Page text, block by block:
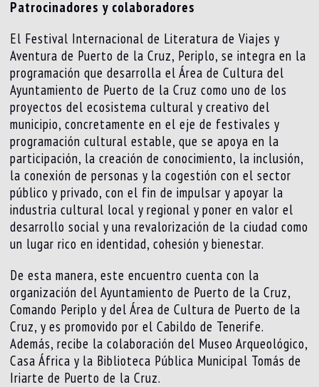
Patrocinadores y colaboradores
El Festival Internacional de Literatura de Viajes y
Aventura de Puerto de la Cruz, Periplo, se integra en la
programación que desarrolla el Área de Cultura del
Ayuntamiento de Puerto de la Cruz como uno de los
proyectos del ecosistema cultural y creativo del
municipio, concretamente en el eje de festivales y
programación cultural estable, que se apoya en la
participación, la creación de conocimiento, la inclusión,
la conexión de personas y la cogestión con el sector
público y privado, con el fin de impulsar y apoyar la
industria cultural local y regional y poner en valor el
desarrollo social y una revalorización de la ciudad como
un lugar rico en identidad, cohesión y bienestar.
De esta manera, este encuentro cuenta con la
organización del Ayuntamiento de Puerto de la Cruz,
Comando Periplo y del Área de Cultura de Puerto de la
Cruz, y es promovido por el Cabildo de Tenerife.
Además, recibe la colaboración del Museo Arqueológico,
Casa África y la Biblioteca Pública Municipal Tomás de
Iriarte de Puerto de la Cruz.